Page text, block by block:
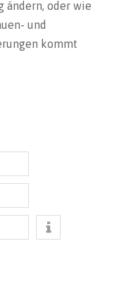
ändern, oder wie
und
kommt